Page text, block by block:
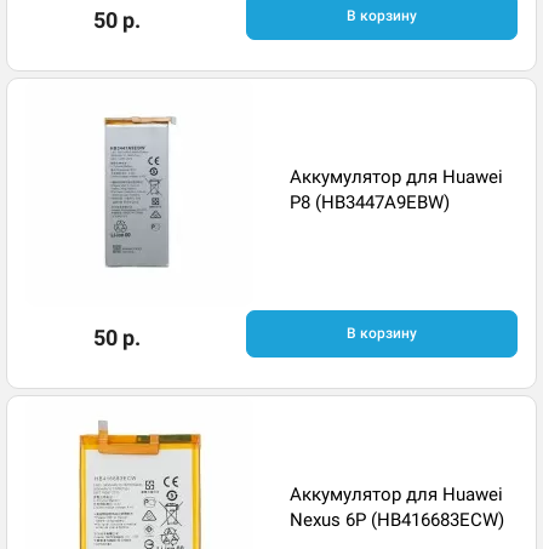
50 р. В корзину
Аккумулятор для Huawei
P8 (HB3447A9EBW)
50 р. В корзину
Аккумулятор для Huawei
Nexus 6P (HB416683ECW)